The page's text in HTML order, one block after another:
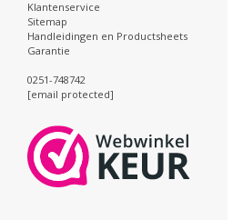
Klantenservice
Sitemap
Handleidingen en Productsheets
Garantie
0251-748742
[email protected]